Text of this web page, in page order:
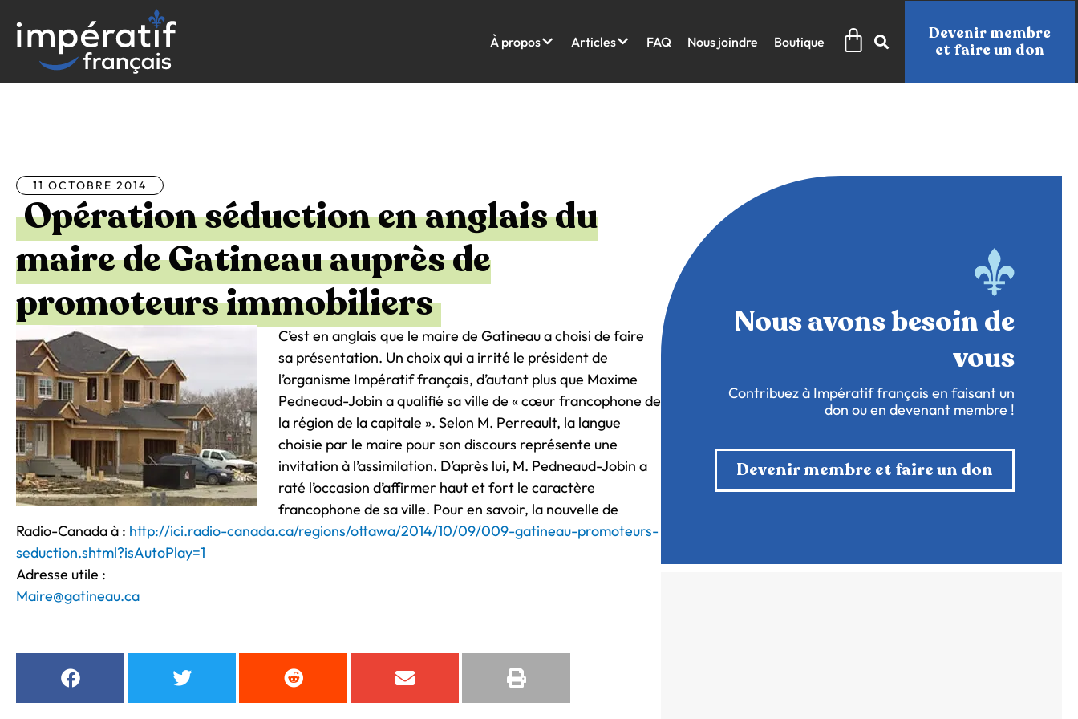
contenu
À propos Articles FAQ Nous joindre Boutique Panier
Devenir membre
et faire un don
11 OCTOBRE 2014
Opération séduction en anglais du
maire de Gatineau auprès de
promoteurs immobiliers
C’est en anglais que le maire de Gatineau a choisi de faire
sa présentation. Un choix qui a irrité le président de
l’organisme Impératif français, d’autant plus que Maxime
Pedneaud-Jobin a qualifié sa ville de « cœur francophone de
la région de la capitale ». Selon M. Perreault, la langue
choisie par le maire pour son discours représente une
invitation à l’assimilation. D’après lui, M. Pedneaud-Jobin a
raté l’occasion d’affirmer haut et fort le caractère
francophone de sa ville. Pour en savoir, la nouvelle de
Radio-Canada à : http://ici.radio-canada.ca/regions/ottawa/2014/10/09/009-gatineau-promoteurs-
seduction.shtml?isAutoPlay=1
Adresse utile :
Maire@gatineau.ca
Nous avons besoin de
vous
Contribuez à Impératif français en faisant un
don ou en devenant membre !
Devenir membre et faire un don